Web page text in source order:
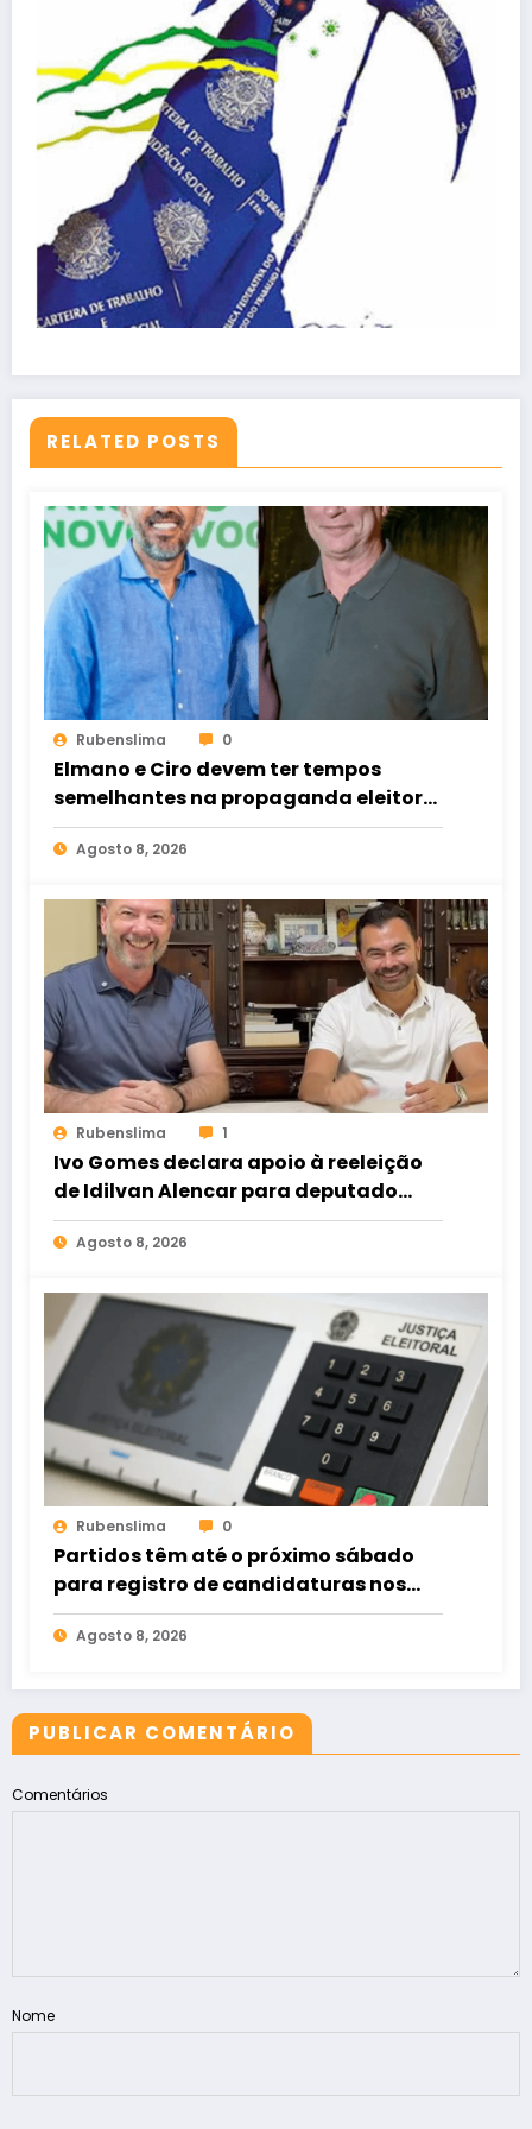
RELATED POSTS
Rubenslima 0
Elmano e Ciro devem ter tempos
semelhantes na propaganda eleitoral
de rádio e TV
Agosto 8, 2026
Rubenslima 1
Ivo Gomes declara apoio à reeleição
de Idilvan Alencar para deputado
federal
Agosto 8, 2026
Rubenslima 0
Partidos têm até o próximo sábado
para registro de candidaturas nos
tribunais
Agosto 8, 2026
PUBLICAR COMENTÁRIO
Comentários
Nome